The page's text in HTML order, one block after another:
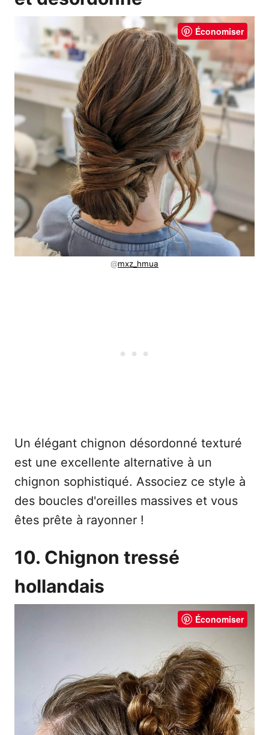
Économiser
@mxz_hmua
Un élégant chignon désordonné texturé
est une excellente alternative à un
chignon sophistiqué. Associez ce style à
des boucles d'oreilles massives et vous
êtes prête à rayonner !
10. Chignon tressé
hollandais
Économiser